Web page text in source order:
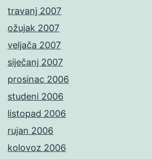
travanj 2007
ožujak 2007
veljača 2007
siječanj 2007
prosinac 2006
studeni 2006
listopad 2006
rujan 2006
kolovoz 2006